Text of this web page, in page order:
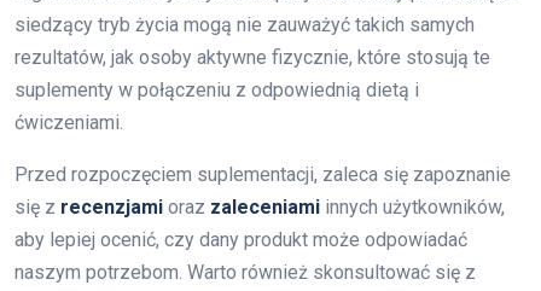
siedzący tryb życia mogą nie zauważyć takich samych
rezultatów, jak osoby aktywne fizycznie, które stosują te
suplementy w połączeniu z odpowiednią dietą i
ćwiczeniami.
Przed rozpoczęciem suplementacji, zaleca się zapoznanie
się z recenzjami oraz zaleceniami innych użytkowników,
aby lepiej ocenić, czy dany produkt może odpowiadać
naszym potrzebom. Warto również skonsultować się z